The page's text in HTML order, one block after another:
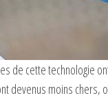
de cette technologie
devenus moins